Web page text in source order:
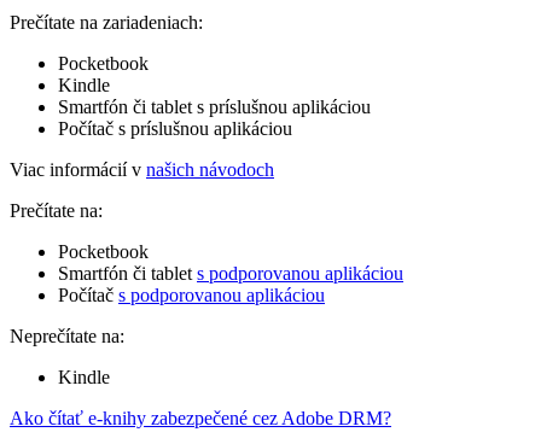
Prečítate na zariadeniach:
Pocketbook
Kindle
Smartfón či tablet s príslušnou aplikáciou
Počítač s príslušnou aplikáciou
Viac informácií v našich návodoch
Prečítate na:
Pocketbook
Smartfón či tablet s podporovanou aplikáciou
Počítač s podporovanou aplikáciou
Neprečítate na:
Kindle
Ako čítať e-knihy zabezpečené cez Adobe DRM?